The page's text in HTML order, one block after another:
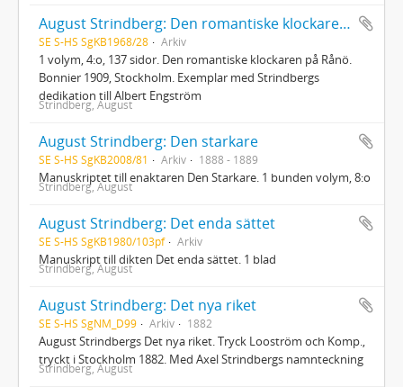
August Strindberg: Den romantiske klockaren på Rånö
SE S-HS SgKB1968/28 Arkiv
1 volym, 4:o, 137 sidor. Den romantiske klockaren på Rånö.
Bonnier 1909, Stockholm. Exemplar med Strindbergs
dedikation till Albert Engström
Strindberg, August
August Strindberg: Den starkare
SE S-HS SgKB2008/81 Arkiv 1888 - 1889
Manuskriptet till enaktaren Den Starkare. 1 bunden volym, 8:o
Strindberg, August
August Strindberg: Det enda sättet
SE S-HS SgKB1980/103pf Arkiv
Manuskript till dikten Det enda sättet. 1 blad
Strindberg, August
August Strindberg: Det nya riket
SE S-HS SgNM_D99 Arkiv 1882
August Strindbergs Det nya riket. Tryck Looström och Komp.,
tryckt i Stockholm 1882. Med Axel Strindbergs namnteckning
Strindberg, August